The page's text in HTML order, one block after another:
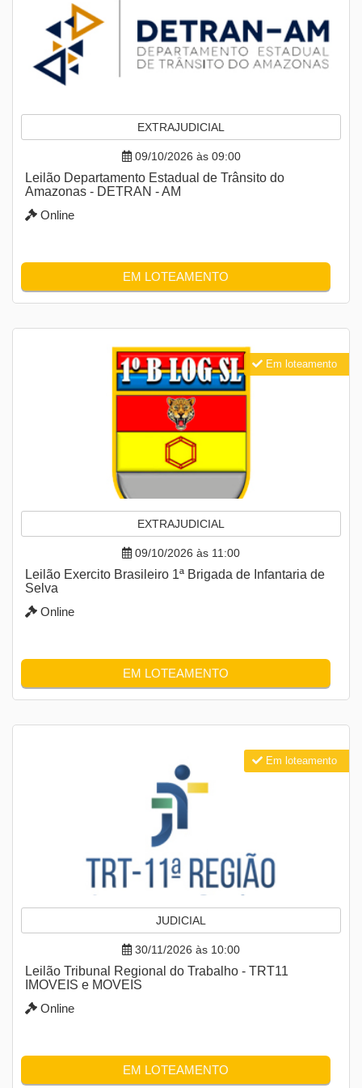
EXTRAJUDICIAL
09/10/2026 às 09:00
Leilão Departamento Estadual de Trânsito do
Amazonas - DETRAN - AM
Online
EM LOTEAMENTO
EXTRAJUDICIAL
09/10/2026 às 11:00
Leilão Exercito Brasileiro 1ª Brigada de Infantaria de
Selva
Online
EM LOTEAMENTO
Em loteamento
JUDICIAL
30/11/2026 às 10:00
Leilão Tribunal Regional do Trabalho - TRT11
IMOVEIS e MOVEIS
Online
EM LOTEAMENTO
Em loteamento